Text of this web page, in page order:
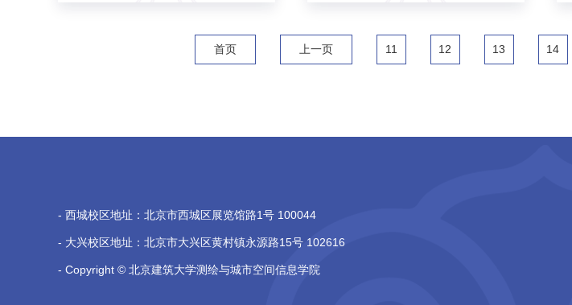
首页 上一页 11 12 13 14
- 西城校区地址：北京市西城区展览馆路1号 100044
- 大兴校区地址：北京市大兴区黄村镇永源路15号 102616
- Copyright © 北京建筑大学测绘与城市空间信息学院